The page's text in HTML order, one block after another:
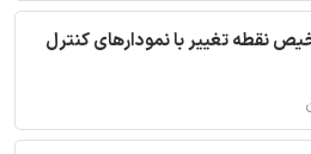
نقطه تغییر با نمودارهای کنترل